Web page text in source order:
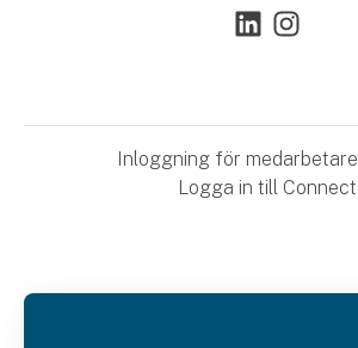
Inloggning för medarbetare
Logga in till Connect